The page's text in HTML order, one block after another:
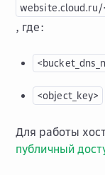
website.cloud.ru/
, где:
<object_key>
Для работы
публичный